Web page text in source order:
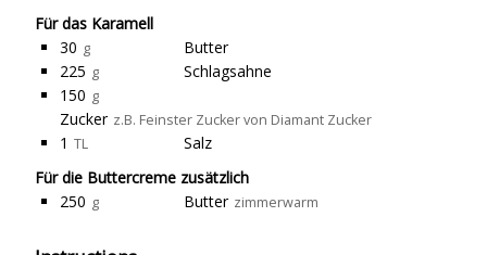
Für das Karamell
30 g
Butter
225 g
Schlagsahne
150 g
Zucker z.B. Feinster Zucker von Diamant Zucker
1 TL
Salz
Für die Buttercreme zusätzlich
250 g Butter zimmerwarm